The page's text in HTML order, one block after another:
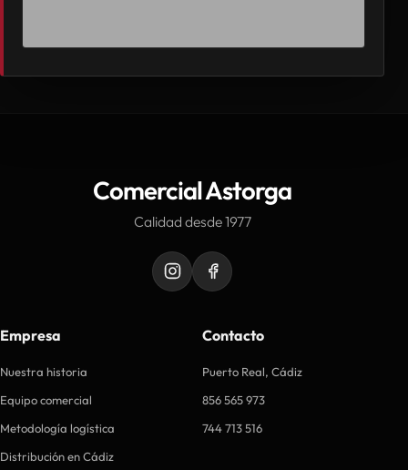
Comercial Astorga
Calidad desde 1977
Empresa
Nuestra historia
Equipo comercial
Metodología logística
Distribución en Cádiz
Contacto
Puerto Real, Cádiz
856 565 973
744 713 516